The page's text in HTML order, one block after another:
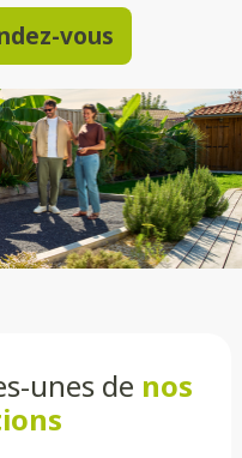
vous
unes de nos